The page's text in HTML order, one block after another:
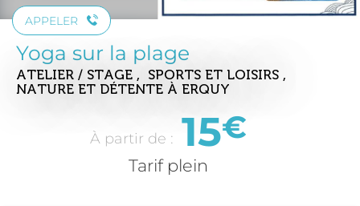
APPELER
Yoga sur la plage
ATELIER / STAGE , SPORTS ET LOISIRS ,
NATURE ET DÉTENTE À ERQUY
À partir de : 15€
Tarif plein